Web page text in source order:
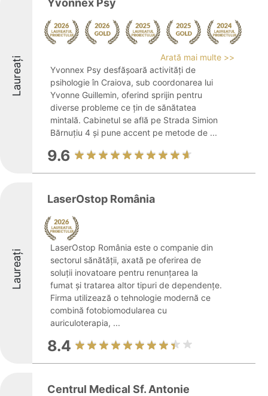
Laureați
Yvonnex Psy
Arată mai multe >>
Yvonnex Psy desfășoară activități de
psihologie în Craiova, sub coordonarea lui
Yvonne Guillemin, oferind sprijin pentru
diverse probleme ce țin de sănătatea
mintală. Cabinetul se află pe Strada Simion
Bărnuțiu 4 și pune accent pe metode de ...
9.6
Laureați
LaserOstop România
LaserOstop România este o companie din
sectorul sănătății, axată pe oferirea de
soluții inovatoare pentru renunțarea la
fumat și tratarea altor tipuri de dependențe.
Firma utilizează o tehnologie modernă ce
combină fotobiomodularea cu
auriculoterapia, ...
8.4
Centrul Medical Sf. Antonie